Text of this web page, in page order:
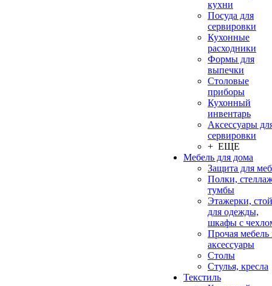
кухни
Посуда для
сервировки
Кухонные
расходники
Формы для
выпечки
Столовые
приборы
Кухонный
инвентарь
Аксессуары
сервировки
+ ЕЩЕ
Мебель для дома
Защита для
Полки,
тумбы
Этажерки,
для одежды,
шкафы с
Прочая мебель
аксессуары
Столы
Стулья, кресла
Текстиль